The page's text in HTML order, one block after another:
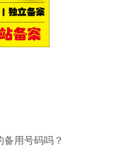
用号码吗？